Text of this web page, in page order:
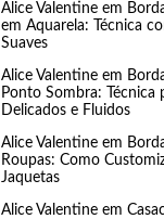
Alice Valentineem
em Aquarela: Técnica
Suaves
Alice Valentineem
Ponto Sombra: Técnica
Delicados e Fluidos
Alice Valentineem
Roupas: Como
Jaquetas
Alice Valentineem